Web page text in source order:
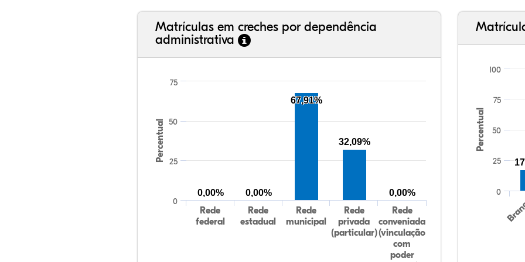
Matrículas em creches por dependência
administrativa
Percentual
Rede
federal
Rede
estadual
Rede
municipal
Rede
privada
(particular)
Rede
conveniada
(vinculação
com
poder
0
25
50
75
0,00% 0,00%
67,91%
32,09%
0,00%
Percentual
0
25
50
75
100